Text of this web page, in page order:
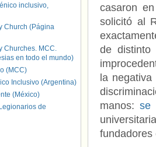
casaron
solicitó al
de
la
manos:se
fundadores
inclusivo,
Church (Página
Churches. MCC.
en todo el mundo)
(MCC)
Inclusivo (Argentina)
(México)
de